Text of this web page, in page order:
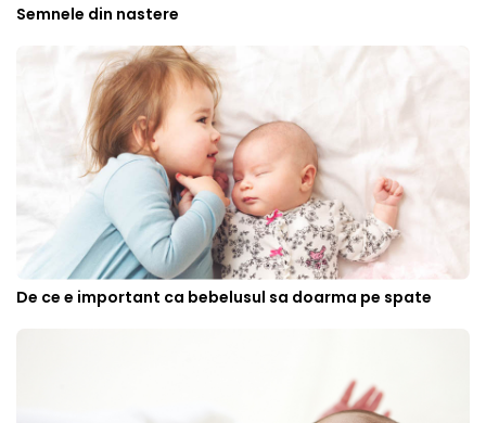
Semnele din nastere
De ce e important ca bebelusul sa doarma pe spate